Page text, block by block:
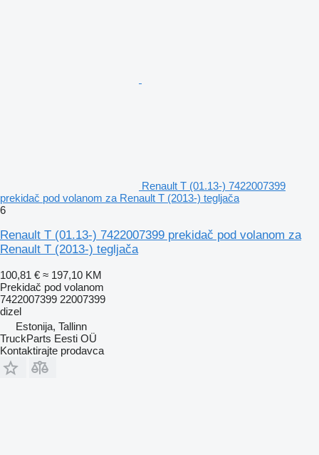
Renault T (01.13-) 7422007399
prekidač pod volanom za Renault T (2013-) tegljača
6
Renault T (01.13-) 7422007399 prekidač pod volanom za
Renault T (2013-) tegljača
100,81 € ≈ 197,10 KM
Prekidač pod volanom
7422007399 22007399
dizel
Estonija, Tallinn
TruckParts Eesti OÜ
Kontaktirajte prodavca